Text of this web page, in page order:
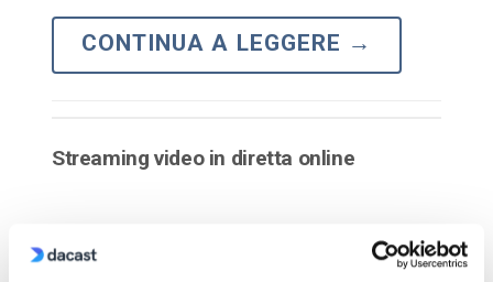
CONTINUA A LEGGERE →
Streaming video in diretta online
…Manage
your video library Caricate il vostro video in